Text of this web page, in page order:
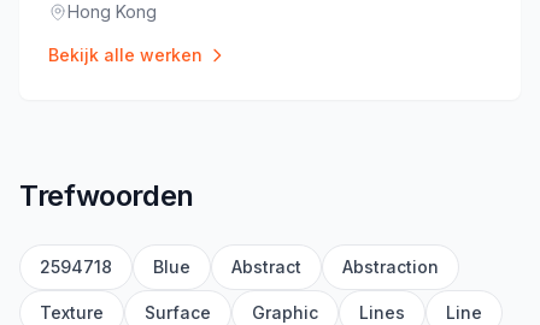
Locatie:
Hong Kong
Bekijk alle werken
Trefwoorden
2594718 Blue Abstract Abstraction
Texture Surface Graphic Lines Line